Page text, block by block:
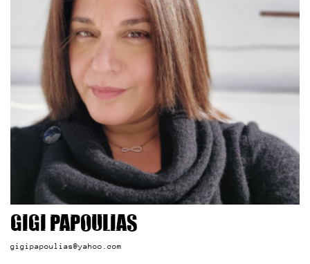
Gigi Papoulias
gigipapoulias@yahoo.com